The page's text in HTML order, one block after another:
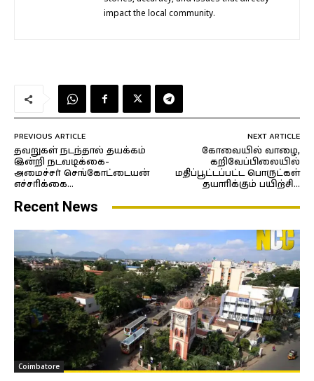
impact the local community.
PREVIOUS ARTICLE
தவறுகள் நடந்தால் தயக்கம்
இன்றி நடவடிக்கை-
அமைச்சர் செங்கோட்டையன்
எச்சரிக்கை…
NEXT ARTICLE
கோவையில் வாழை,
கறிவேப்பிலையில்
மதிப்பூட்டப்பட்ட பொருட்கள்
தயாரிக்கும் பயிற்சி…
Recent News
Coimbatore